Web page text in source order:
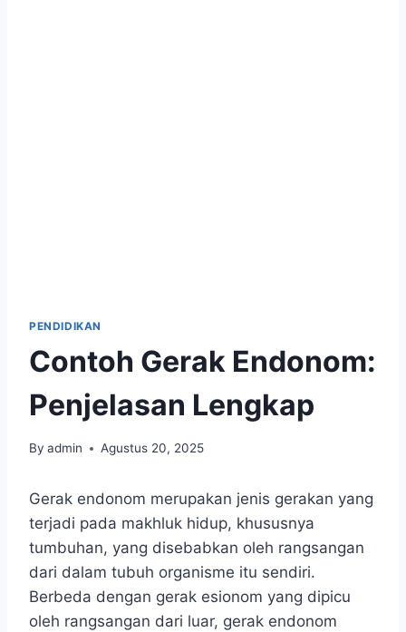
PENDIDIKAN
Contoh Gerak Endonom:
Penjelasan Lengkap
By admin Agustus 20, 2025
Gerak endonom merupakan jenis gerakan yang
terjadi pada makhluk hidup, khususnya
tumbuhan, yang disebabkan oleh rangsangan
dari dalam tubuh organisme itu sendiri.
Berbeda dengan gerak esionom yang dipicu
oleh rangsangan dari luar, gerak endonom